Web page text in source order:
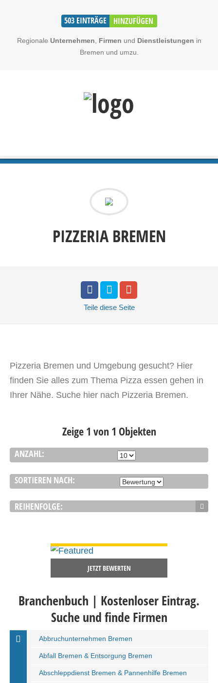
503 EINTRÄGE HINZUFÜGEN
Regionale Unternehmen Firmen und Dienstleistungen in
Bremen und umzu.
PIZZERIA BREMEN
Teile diese Seite
Pizzeria Bremen und Umgebung gesucht? Hier
finden Sie alles zum Thema Pizza essen gehen in
Ihrer Nähe. Suche hier nach Pizzeria Bremen.
Zeige 1 von 1 Objekten
ANZAHL:
SORTIEREN NACH:
REIHENFOLGE:
JETZT BEWERTEN
Branchenbuch | Kostenloser Eintrag.
Suche und finde Firmen
Abbruchunternehmen Bremen
Abfall Bremen & Entsorgung Bremen
Abschleppdienst Bremen & Pannenhilfe Bremen